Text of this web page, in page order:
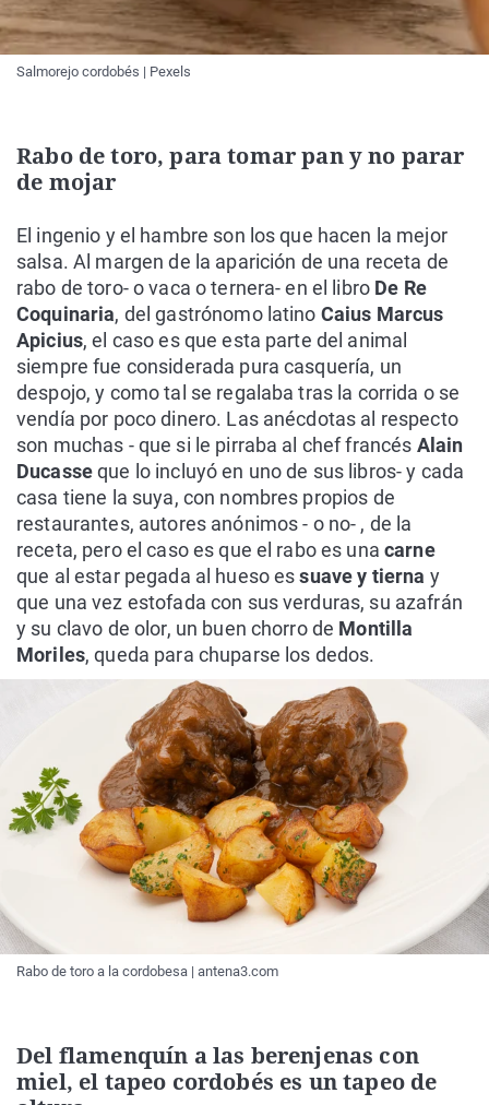
Salmorejo cordobés | Pexels
Rabo de toro, para tomar pan y no parar
de mojar
El ingenio y el hambre son los que hacen la mejor
salsa. Al margen de la aparición de una receta de
rabo de toro- o vaca o ternera- en el libro De Re
Coquinaria, del gastrónomo latino Caius Marcus
Apicius, el caso es que esta parte del animal
siempre fue considerada pura casquería, un
despojo, y como tal se regalaba tras la corrida o se
vendía por poco dinero. Las anécdotas al respecto
son muchas - que si le pirraba al chef francés Alain
Ducasseque lo incluyó en uno de sus libros- y cada
casa tiene la suya, con nombres propios de
restaurantes, autores anónimos - o no- , de la
receta, pero el caso es que el rabo es unacarne
que al estar pegada al hueso essuave y tierna y
que una vez estofada con sus verduras, su azafrán
y su clavo de olor, un buen chorro de Montilla
Moriles, queda para chuparse los dedos.
Rabo de toro a la cordobesa | antena3.com
Del flamenquín a las berenjenas con
miel, el tapeo cordobés es un tapeo de